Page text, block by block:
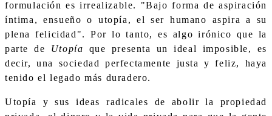
formulación es irrealizable. "Bajo forma de aspiración
íntima, ensueño o utopía, el ser humano aspira a su
plena felicidad". Por lo tanto, es algo irónico que la
parte de Utopía que presenta un ideal imposible, es
decir, una sociedad perfectamente justa y feliz, haya
tenido el legado más duradero.
Utopía y sus ideas radicales de abolir la propiedad